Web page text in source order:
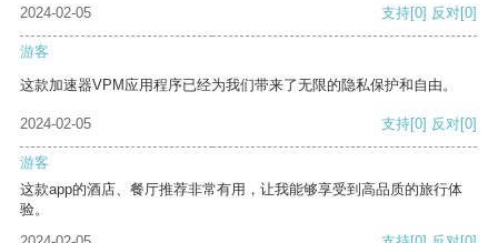
2024-02-05
支持[0] 反对[0]
游客
这款加速器VPM应用程序已经为我们带来了无限的隐私保护和自由。
2024-02-05 支持[0] 反对[0]
游客
这款app的酒店、餐厅推荐非常有用，让我能够享受到高品质的旅行体
验。